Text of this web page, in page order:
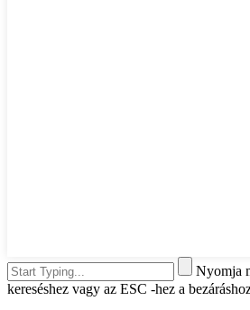
Nyomja
kereséshez vagy az ESC -hez a